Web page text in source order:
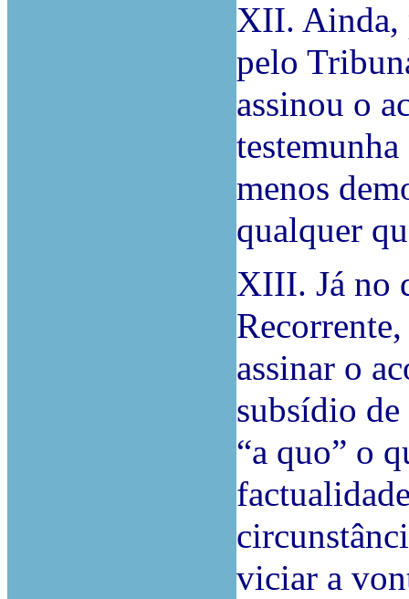
XII. Ainda,
pelo
assinou o
menos
qualquer
XIII. Já no
assinar o
subsídio
“a quo” o
viciar a